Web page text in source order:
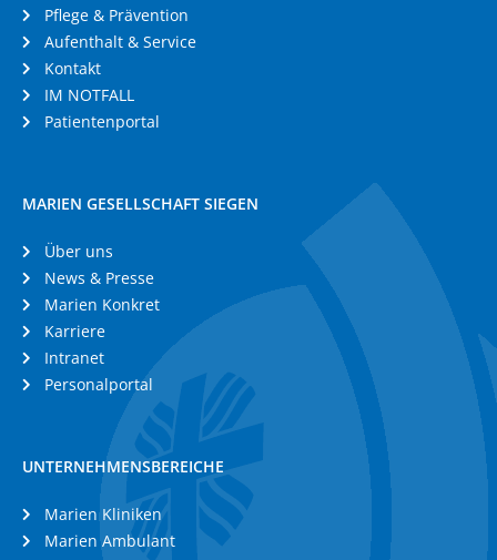
Pflege & Prävention
Aufenthalt & Service
Kontakt
IM NOTFALL
Patientenportal
MARIEN GESELLSCHAFT SIEGEN
Über uns
News & Presse
Marien Konkret
Karriere
Intranet
Personalportal
UNTERNEHMENSBEREICHE
Marien Kliniken
Marien Ambulant